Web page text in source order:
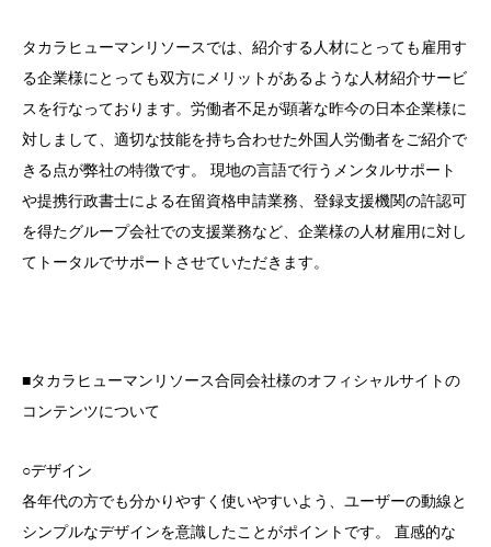
タカラヒューマンリソースでは、紹介する人材にとっても雇用す
る企業様にとっても双方にメリットがあるような人材紹介サービ
スを行なっております。労働者不足が顕著な昨今の日本企業様に
対しまして、適切な技能を持ち合わせた外国人労働者をご紹介で
きる点が弊社の特徴です。 現地の言語で行うメンタルサポート
や提携行政書士による在留資格申請業務、登録支援機関の許認可
を得たグループ会社での支援業務など、企業様の人材雇用に対し
てトータルでサポートさせていただきます。
■タカラヒューマンリソース合同会社様のオフィシャルサイトの
コンテンツについて
○デザイン
各年代の方でも分かりやすく使いやすいよう、ユーザーの動線と
シンプルなデザインを意識したことがポイントです。 直感的な